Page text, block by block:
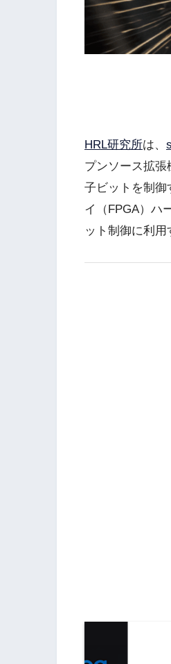
HRL研究所は、
プンソース拡
子ビットを制御
イ（FPGA）ハ
ット制御に利用